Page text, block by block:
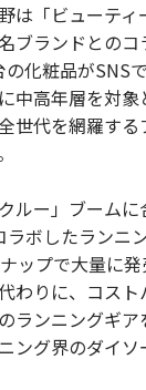
は「ビューティ
ブランドとの
化粧品がSNS
中高年層を対
世代を網羅する
ルー」ブームに
ラボしたランニ
ップで大量に
わりに、コス
ランニングギ
ング界のダイ